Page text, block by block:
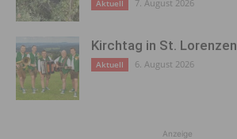
Aktuell 7. August 2026
Kirchtag in St. Lorenzen
Aktuell 6. August 2026
Anzeige